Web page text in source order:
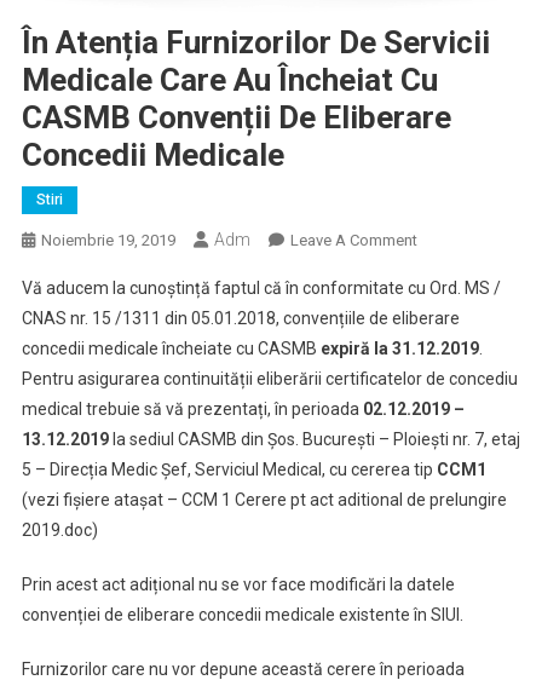
În Atenția Furnizorilor De Servicii
Medicale Care Au Încheiat Cu
CASMB Convenții De Eliberare
Concedii Medicale
Stiri
Noiembrie 19, 2019 Adm Leave A CommentOn
Atenția
Furnizorilor
De
Servicii
Medicale
Care
Au
Încheiat
Convenții
Vă aducem la cunoștință faptul că în conformitate cu Ord. MS /
CNAS nr. 15 /1311 din 05.01.2018, convențiile de eliberare
concedii medicale încheiate cu CASMB expiră la 31.12.2019.
Pentru asigurarea continuității eliberării certificatelor de concediu
medical trebuie să vă prezentați, în perioada 02.12.2019 –
13.12.2019 la sediul CASMB din Șos. București – Ploiești nr. 7, etaj
5 – Direcția Medic Șef, Serviciul Medical, cu cererea tip CCM1
(vezi fișiere atașat – CCM 1 Cerere pt act aditional de prelungire
2019.doc)
Prin acest act adițional nu se vor face modificări la datele
convenției de eliberare concedii medicale existente în SIUI.
Furnizorilor care nu vor depune această cerere în perioada